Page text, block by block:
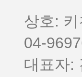
상호: 키
04-
대표자: